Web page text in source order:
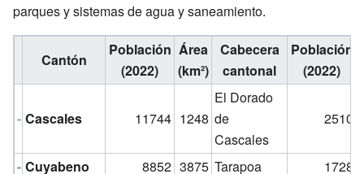
parques y sistemas de agua y saneamiento.
Cantón
Población
(2022)
Área
(km²)
Cabecera
cantonal
Población
(2022)
Cascales 11744 1248
El Dorado
de
Cascales
2510
Cuyabeno 8852 3875 Tarapoa
1728